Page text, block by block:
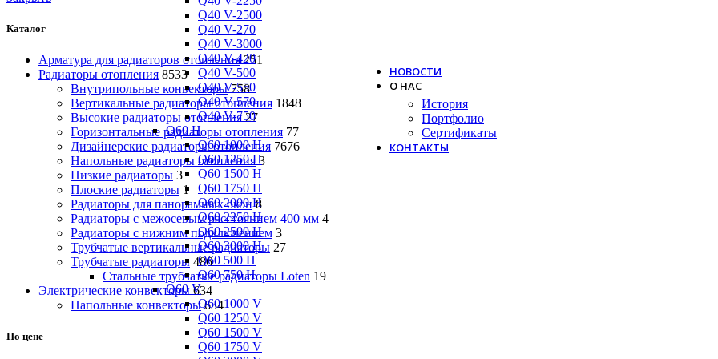
Q40 V-2500
Q40 V-270
Q40 V-3000
Q40 V-420
Q40 V-500
Q40 V-550
Q40 V-570
Q40 V-750
Q60 H
Q60 1000 H
Q60 1250 H
Q60 1500 H
Q60 1750 H
Q60 2000 H
Q60 2250 H
Q60 2500 H
Q60 3000 H
Q60 500 H
Q60 750 H
Q60 V
Q60 1000 V
Q60 1250 V
Q60 1500 V
Q60 1750 V
НОВОСТИ
О НАС
История
Портфолио
Сертификаты
КОНТАКТЫ
Каталог
Арматура для радиаторов отопления 251
Радиаторы отопления 8533
Внутрипольные конвекторы 758
Вертикальные радиаторы отопления 1848
Высокие радиаторы отопления 27
Горизонтальные радиаторы отопления 77
Дизайнерские радиаторы отопления 7676
Напольные радиаторы отопления 3
Низкие радиаторы 3
Плоские радиаторы 1
Радиаторы для панорамных окон 8
Радиаторы с межосевым расстоянием 400 мм 4
Радиаторы с нижним подключением 3
Трубчатые вертикальные радиаторы 27
Трубчатые радиаторы 486
Cтальные трубчатые радиаторы Loten 19
Электрические конвекторы 634
Напольные конвекторы 634
По цене